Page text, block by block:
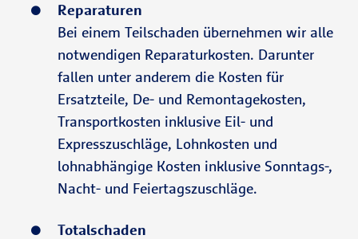
Reparaturen
Bei einem Teilschaden übernehmen wir alle
notwendigen Reparaturkosten. Darunter
fallen unter anderem die Kosten für
Ersatzteile, De- und Remontagekosten,
Transportkosten inklusive Eil- und
Expresszuschläge, Lohnkosten und
lohnabhängige Kosten inklusive Sonntags-,
Nacht- und Feiertagszuschläge.
Totalschaden